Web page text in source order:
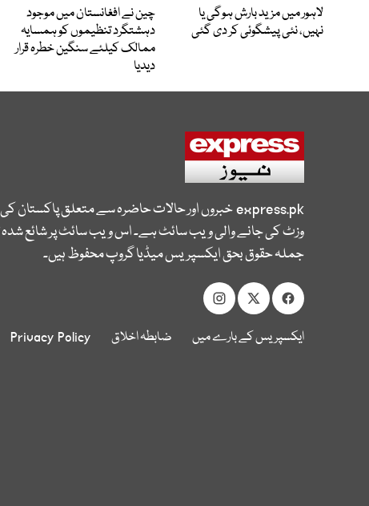
لاہور میں مزید بارش ہوگی یا
نہیں، نئی پیشگوئی کر دی گئی
چین نے افغانستان میں موجود
دہشتگرد تنظیموں کو ہمسایہ
ممالک کیلئے سنگین خطرہ قرار
دیدیا
express.pkخبروں اور حالات حاضرہ سے متعلق پاکستان
وزٹ کی جانے والی ویب سائٹ ہے۔ اس ویب سائٹ پر شائع شدہ
جملہ حقوق بحق ایکسپریس میڈیا گروپ محفوظ ہیں۔
ایکسپریس کے بارے میں ضابطہ اخلاق Privacy Policy